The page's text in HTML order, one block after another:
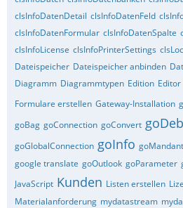
clsInfoDatenDetail clsInfoDatenFeld
clsInfoDatenFormular clsInfoDatenSpalte
clsInfoLicense clsInfoPrinterSettings
Dateispeicher Dateispeicher anbinden
Diagramm Diagrammtypen Edition Editor
Formulare erstellen Gateway-Installation
goBag goConnection goConvert
goGlobalConnection goInfo goMandant
google translate goOutlook goParameter
JavaScript Kunden Listen erstellen
Materialanforderung mydatastream